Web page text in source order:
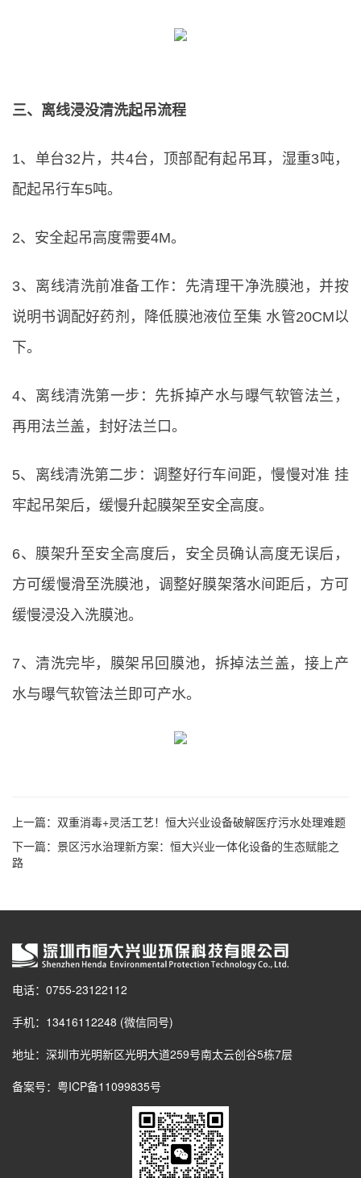
三、离线浸没清洗起吊流程
1、单台32片，共4台，顶部配有起吊耳，湿重3吨，
配起吊行车5吨。
2、安全起吊高度需要4M。
3、离线清洗前准备工作：先清理干净洗膜池，并按
说明书调配好药剂，降低膜池液位至集 水管20CM以
下。
4、离线清洗第一步：先拆掉产水与曝气软管法兰，
再用法兰盖，封好法兰口。
5、离线清洗第二步：调整好行车间距，慢慢对准 挂
牢起吊架后，缓慢升起膜架至安全高度。
6、膜架升至安全高度后，安全员确认高度无误后，
方可缓慢滑至洗膜池，调整好膜架落水间距后，方可
缓慢浸没入洗膜池。
7、清洗完毕，膜架吊回膜池，拆掉法兰盖，接上产
水与曝气软管法兰即可产水。
上一篇： 双重消毒+灵活工艺！恒大兴业设备破解医疗污水处理难题
下一篇： 景区污水治理新方案：恒大兴业一体化设备的生态赋能之
路
电话：0755-23122112
手机：13416112248 (微信同号)
地址：深圳市光明新区光明大道259号南太云创谷5栋7层
备案号： 粤ICP备11099835号